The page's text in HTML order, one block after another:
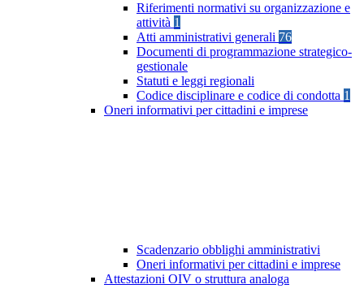
Riferimenti normativi su organizzazione e
attività 1
Atti amministrativi generali 76
Documenti di programmazione strategico-
gestionale
Statuti e leggi regionali
Codice disciplinare e codice di condotta 1
Oneri informativi per cittadini e imprese
Scadenzario obblighi amministrativi
Oneri informativi per cittadini e imprese
Attestazioni OIV o struttura analoga